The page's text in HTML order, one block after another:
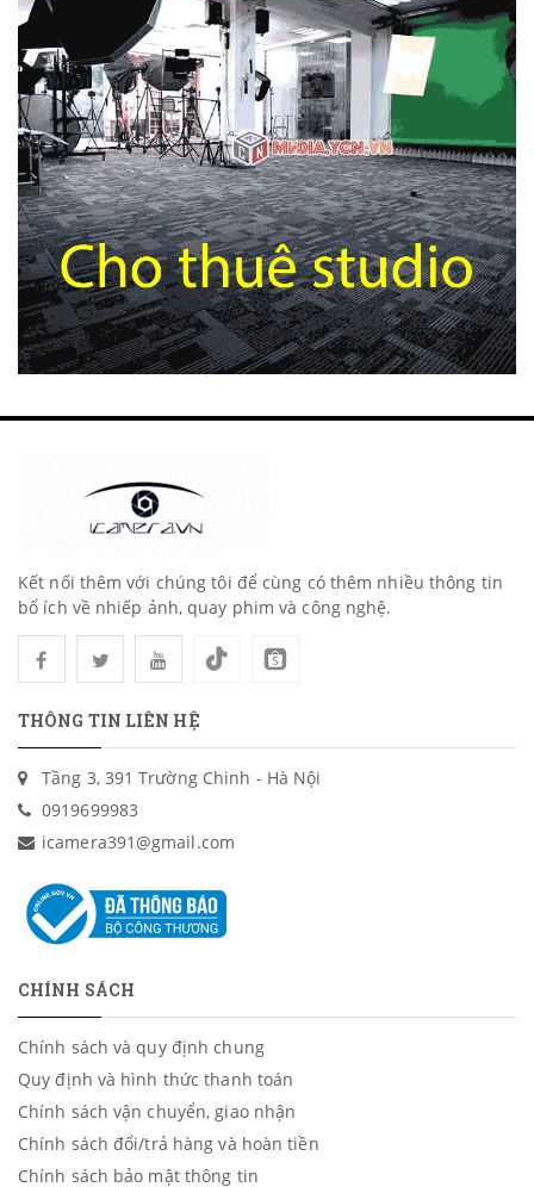
Kết nối thêm với chúng tôi để cùng có thêm nhiều thông tin
bổ ích về nhiếp ảnh, quay phim và công nghệ.
THÔNG TIN LIÊN HỆ
Tầng 3, 391 Trường Chinh - Hà Nội
0919699983
icamera391@gmail.com
CHÍNH SÁCH
Chính sách và quy định chung
Quy định và hình thức thanh toán
Chính sách vận chuyển, giao nhận
Chính sách đổi/trả hàng và hoàn tiền
Chính sách bảo mật thông tin